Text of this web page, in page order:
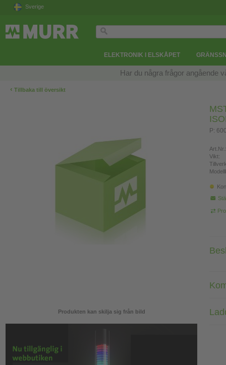
Sverige
ELEKTRONIK I ELSKÅPET
Har du några frågor angående
‹ Tillbaka till översikt
Produkten kan skilja sig från bild
P:
Art.Nr.:
Vikt: